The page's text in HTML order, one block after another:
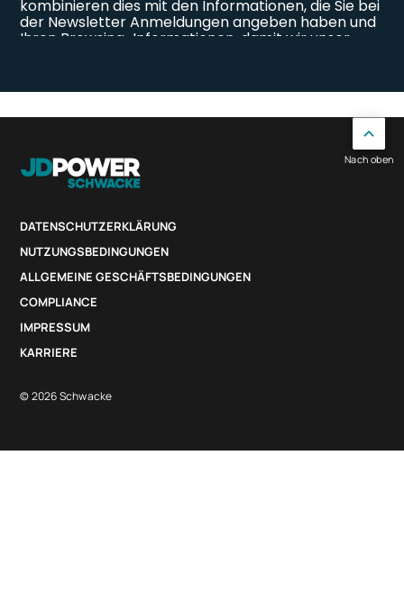
DATENSCHUTZERKLÄRUNG
NUTZUNGSBEDINGUNGEN
ALLGEMEINE GESCHÄFTSBEDINGUNGEN
COMPLIANCE
IMPRESSUM
KARRIERE
© 2026 Schwacke
Nach oben